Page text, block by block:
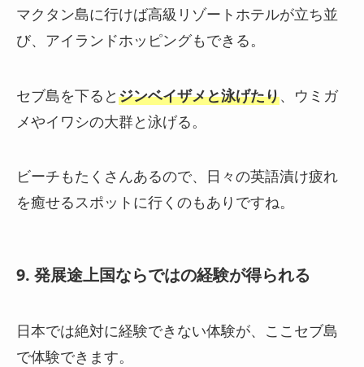
マクタン島に行けば高級リゾートホテルが立ち並
び、アイランドホッピングもできる。
セブ島を下るとジンベイザメと泳げたり、ウミガ
メやイワシの大群と泳げる。
ビーチもたくさんあるので、日々の英語漬け疲れ
を癒せるスポットに行くのもありですね。
9. 発展途上国ならではの経験が得られる
日本では絶対に経験できない体験が、ここセブ島
で体験できます。